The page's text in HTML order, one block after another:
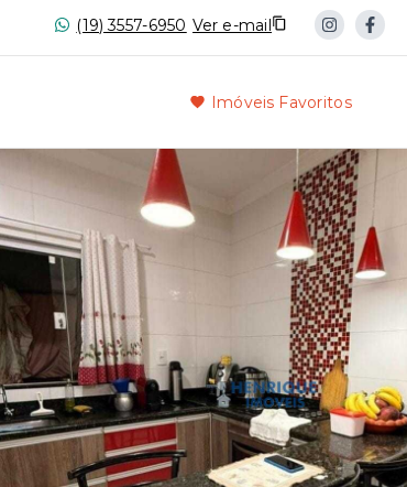
(19) 3557-6950 Ver e-mail
Imóveis Favoritos